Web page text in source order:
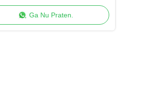
punts besturing
Ga Nu Praten.